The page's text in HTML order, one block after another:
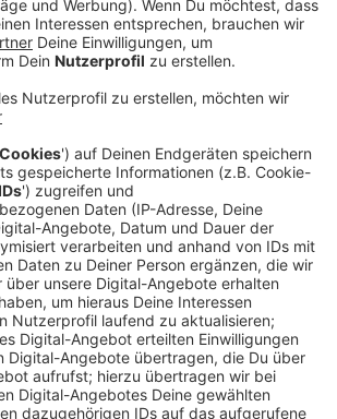
18.01.2023 16:42
vor Ort nachgemessen und nichts
Aber eine Schülerin hat sich
und gesagt, dass sie an diesem
dabeigehabt habe. Ob sie das Spray
hat oder ob das ein Versehen
Polizei gerade noch. Je nach
um den Vorwurf der Fahrlässigkeit.